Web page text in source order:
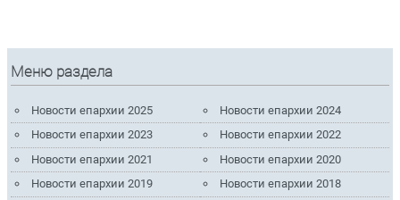
Меню раздела
Новости епархии 2025
Новости епархии 2024
Новости епархии 2023
Новости епархии 2022
Новости епархии 2021
Новости епархии 2020
Новости епархии 2019
Новости епархии 2018